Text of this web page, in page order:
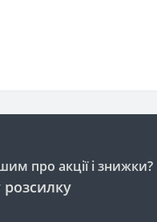
про акції і знижки?